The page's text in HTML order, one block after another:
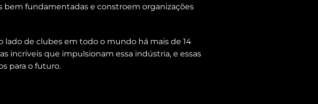
fundamentadas e constroem organizações
lado de clubes em todo o mundo há mais de 14
incríveis que impulsionam essa indústria, e essas
para o futuro.